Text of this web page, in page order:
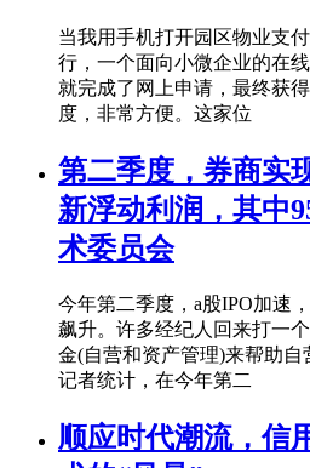
当我用手机打开园区物业支
行，一个面向小微企业的在
就完成了网上申请，最终获
度，非常方便。这家位
第二季度，券商实
新浮动利润，其中
术委员会
今年第二季度，a股IPO加速
飙升。许多经纪人回来打一
金(自营和资产管理)来帮助自
记者统计，在今年第二
顺应时代潮流，信